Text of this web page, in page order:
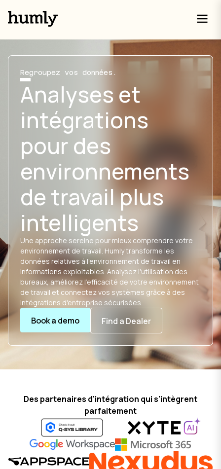
Regroupez vos données.
Analyses et
intégrations
pour des
environnements
de travail plus
intelligents
Une approche sereine pour mieux comprendre votre
environnement de travail. Humly transforme les
données relatives à l'environnement de travail en
informations exploitables. Analysez l'utilisation des
bureaux, améliorez l'efficacité de votre environnement
de travail et connectez vos systèmes grâce à des
intégrations d'entreprise sécurisées.
Book a demo Find a Dealer
Des partenaires d'intégration qui s'intègrent
parfaitement